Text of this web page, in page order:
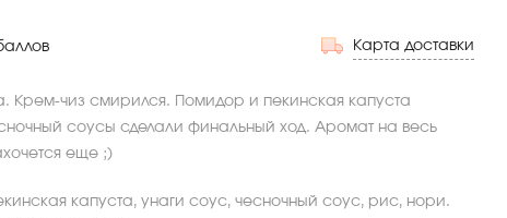
Карта доставки
Крем-чиз смирился. Помидор и пекинская капуста
соусы сделали финальный ход. Аромат на весь
еще ;)
капуста, унаги соус, чесночный соус, рис, нори.